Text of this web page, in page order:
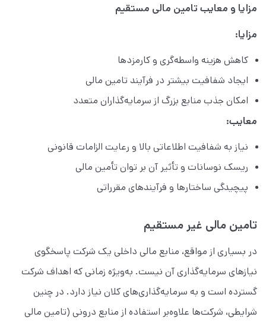
مزایا و معایب تامین مالی مستقیم
مزایا:
کاهش هزینه واسطه‌گری و کارمزدها
ایجاد شفافیت بیشتر در فرآیند تامین مالی
امکان جذب منابع بزرگ از سرمایه‌گذاران متعدد
معایب:
نیاز به شفافیت اطلاعاتی بالا و رعایت الزامات قانونی
ریسک نوسانات و تأثیر آن بر توان تأمین مالی
پیچیدگی ساختارها و فرآیندهای مقرراتی
تامین مالی غیر مستقیم
در بسیاری از مواقع، منابع مالی داخلی یک شرکت پاسخگوی
نیازهای سرمایه‌گذاری آن نیست. به‌ویژه زمانی که اهداف شرکت
گسترده است و به سرمایه‌گذاری‌های کلان نیاز دارد. در چنین
شرایطی، شرکت‌ها علاوه‌بر استفاده از منابع درونی (تامین مالی